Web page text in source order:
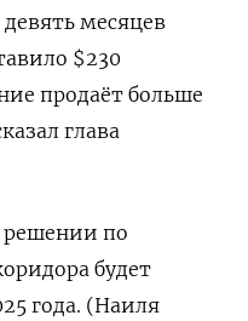
месяцев
$230
продаёт больше
глава
по
будет
года. (Наиля